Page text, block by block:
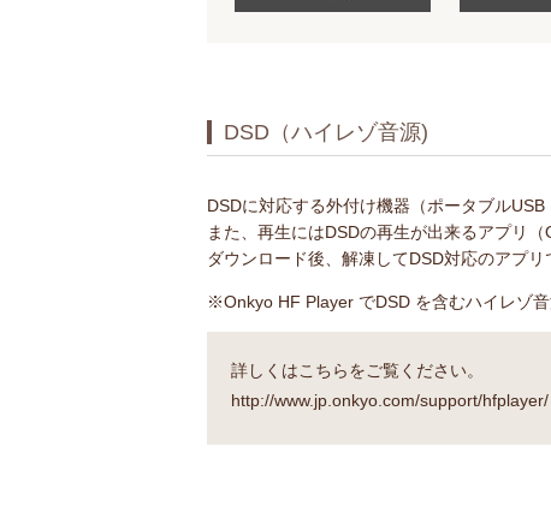
DSD（ハイレゾ音源)
DSDに対応する外付け機器（ポータブルUSB
また、再生にはDSDの再生が出来るアプリ
ダウンロード後、解凍してDSD対応のアプリ
※Onkyo HF Player でDSD を含むハイレゾ
詳しくはこちらをご覧ください。
http://www.jp.onkyo.com/support/hfplayer/